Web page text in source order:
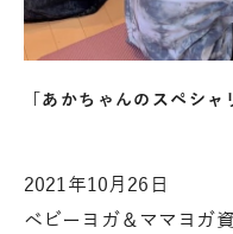
「あかちゃんのスペシ
2021年10月26日
ベビーヨガ＆ママヨ